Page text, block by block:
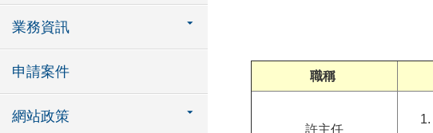
業務資訊
申請案件
網站政策
職稱
許主任